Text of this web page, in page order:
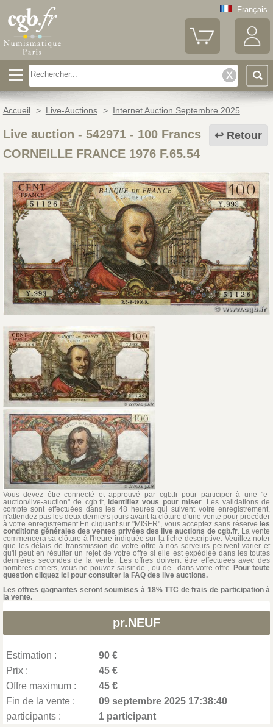
Français
Accueil > Live-Auctions > Internet Auction Septembre 2025
Retour
Live auction - 542971- 100 Francs
CORNEILLE FRANCE 1976 F.65.54
Vous devez être connecté et approuvé par cgb.fr pour participer à une "e-
auction/live-auction" de cgb.fr, Identifiez vous pour miser. Les validations de
compte sont effectuées dans les 48 heures qui suivent votre enregistrement,
n'attendez pas les deux derniers jours avant la clôture d'une vente pour procéder
à votre enregistrement.En cliquant sur "MISER", vous acceptez sans réserve les
conditions générales des ventes privées des live auctions de cgb.fr. La vente
commencera sa clôture à l'heure indiquée sur la fiche descriptive. Veuillez noter
que les délais de transmission de votre offre à nos serveurs peuvent varier et
qu'il peut en résulter un rejet de votre offre si elle est expédiée dans les toutes
dernières secondes de la vente. Les offres doivent être effectuées avec des
nombres entiers, vous ne pouvez saisir de , ou de . dans votre offre. Pour toute
question cliquez ici pour consulter la FAQ des live auctions.
Les offres gagnantes seront soumises à 18% TTC de frais de participation à
la vente.
pr.NEUF
Estimation :
90 €
Prix :
45 €
Offre maximum :
45 €
Fin de la vente :
09 septembre 2025 17:38:40
participants :
1 participant